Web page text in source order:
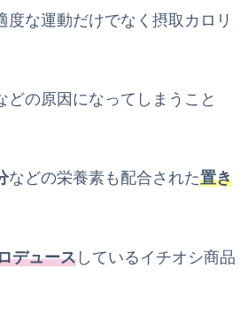
な運動だけでなく摂取カロリ
の原因になってしまうこと
などの栄養素も配合された置き
デュースしているイチオシ商品